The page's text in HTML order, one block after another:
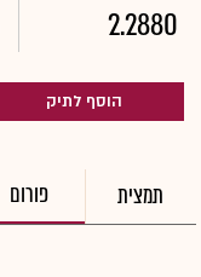
2.2880
הוסף לתיק
תמצית פורום